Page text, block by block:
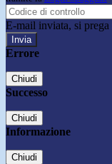
E-mail inviata, si
Errore
Chiudi
Successo
Chiudi
Informazione
Chiudi